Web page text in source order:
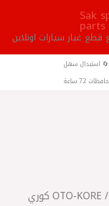
غيار سيارات اونلاين
/ OTO-KORE كوري